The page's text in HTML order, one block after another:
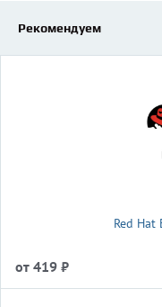
Рекомендуем
Red
от 419 ₽